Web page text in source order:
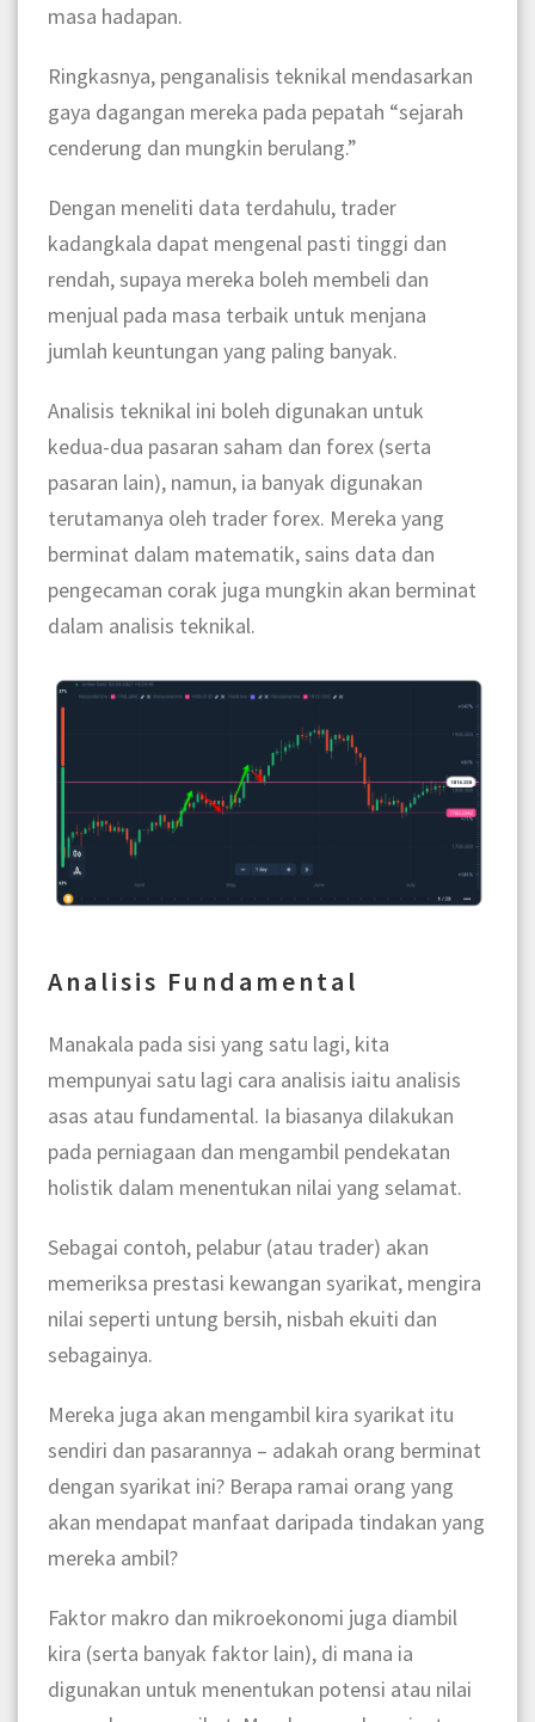
masa hadapan.
Ringkasnya, penganalisis teknikal mendasarkan
gaya dagangan mereka pada pepatah “sejarah
cenderung dan mungkin berulang.”
Dengan meneliti data terdahulu, trader
kadangkala dapat mengenal pasti tinggi dan
rendah, supaya mereka boleh membeli dan
menjual pada masa terbaik untuk menjana
jumlah keuntungan yang paling banyak.
Analisis teknikal ini boleh digunakan untuk
kedua-dua pasaran saham dan forex (serta
pasaran lain), namun, ia banyak digunakan
terutamanya oleh trader forex. Mereka yang
berminat dalam matematik, sains data dan
pengecaman corak juga mungkin akan berminat
dalam analisis teknikal.
Analisis Fundamental
Manakala pada sisi yang satu lagi, kita
mempunyai satu lagi cara analisis iaitu analisis
asas atau fundamental. Ia biasanya dilakukan
pada perniagaan dan mengambil pendekatan
holistik dalam menentukan nilai yang selamat.
Sebagai contoh, pelabur (atau trader) akan
memeriksa prestasi kewangan syarikat, mengira
nilai seperti untung bersih, nisbah ekuiti dan
sebagainya.
Mereka juga akan mengambil kira syarikat itu
sendiri dan pasarannya – adakah orang berminat
dengan syarikat ini? Berapa ramai orang yang
akan mendapat manfaat daripada tindakan yang
mereka ambil?
Faktor makro dan mikroekonomi juga diambil
kira (serta banyak faktor lain), di mana ia
digunakan untuk menentukan potensi atau nilai